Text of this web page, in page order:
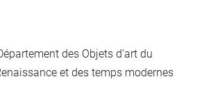
des Objets d'art du
et des temps modernes